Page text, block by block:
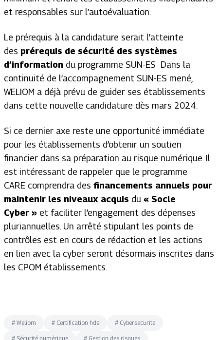
et responsables sur l’autoévaluation.
Le prérequis à la candidature serait l’atteinte
des prérequis de sécurité des systèmes
d’information du programme SUN-ES Dans la
continuité de l’accompagnement SUN-ES mené,
WELIOM a déjà prévu de guider ses établissements
dans cette nouvelle candidature dès mars 2024.
Si ce dernier axe reste une opportunité immédiate
pour les établissements d’obtenir un soutien
financier dans sa préparation au risque numérique. Il
est intéressant de rappeler que le programme
CARE comprendra des financements annuels pour
maintenir les niveaux acquis du « Socle
Cyber » et faciliter l’engagement des dépenses
pluriannuelles. Un arrêté stipulant les points de
contrôles est en cours de rédaction et les actions
en lien avec la cyber seront désormais inscrites dans
les CPOM établissements.
# Weliom # Certification hds # Cybersecurite
# Sécurité numérique # Gestion des risques